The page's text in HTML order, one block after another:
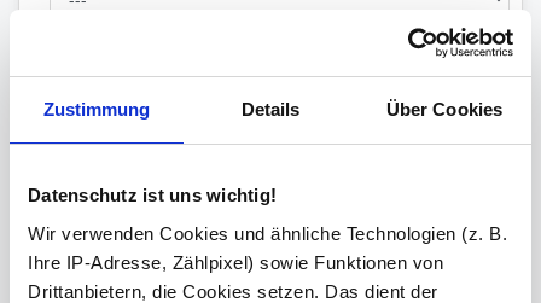
Zustimmung Details Über Cookies
Datenschutz ist uns wichtig!
Wir verwenden Cookies und ähnliche Technologien (z. B.
Ihre IP-Adresse, Zählpixel) sowie Funktionen von
Drittanbietern, die Cookies setzen. Das dient der
Ihre Bemerkung